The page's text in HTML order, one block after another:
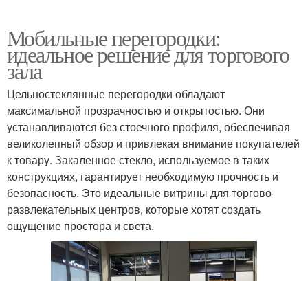
Мобильные перегородки:
идеальное решение для торгового
зала
Цельностеклянные перегородки обладают
максимальной прозрачностью и открытостью. Они
устанавливаются без стоечного профиля, обеспечивая
великолепный обзор и привлекая внимание покупателей
к товару. Закаленное стекло, используемое в таких
конструкциях, гарантирует необходимую прочность и
безопасность. Это идеальные витрины для торгово-
развлекательных центров, которые хотят создать
ощущение простора и света.